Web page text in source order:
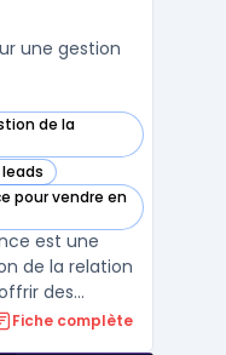
sur
web, a ...
une gestion
de la
pour vendre en
est une
de la relation
des
et cohérentes
Fiche complète